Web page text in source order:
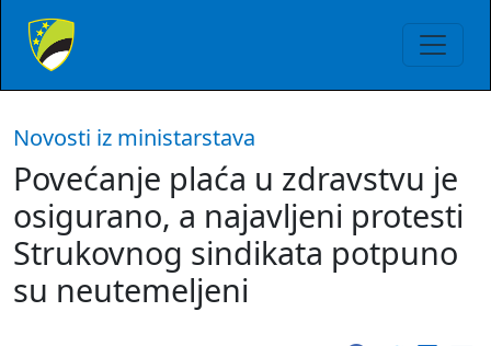
Novosti iz ministarstava
Povećanje plaća u zdravstvu je
osigurano, a najavljeni protesti
Strukovnog sindikata potpuno
su neutemeljeni